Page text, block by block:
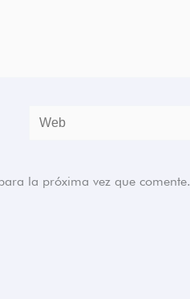
Web
la próxima vez que comente.